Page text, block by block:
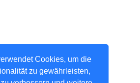
Cookies, um die
zu gewährleisten,